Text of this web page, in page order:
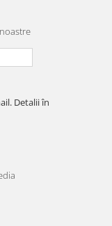
Detalii în